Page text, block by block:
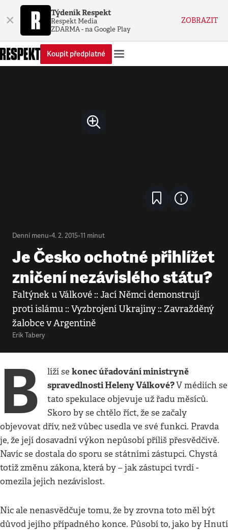
× Týdeník Respekt
Respekt Media
ZDARMA - na Google Play
ZOBRAZIT
Koupit předplatné
Denní menu•4. 2. 2015•11 minut
Je Česko ochotné přihlížet
zničení nezávislého státu?
Faltýnek u Válkové :: Jací Němci demonstrují
proti islámu :: Vyzbrojení Ukrajiny :: Zavražděný
žalobce v Argentině
Erik Tabery
B líží sekonec úřadování ministryně
spravedlnosti Heleny Válkové?V médiích se
tato spekulace objevuje už řadu měsíců.
Skoro by se chtělo říct, že se začaly
objevovat dřív, než vůbec usedla ve své funkci. Pravda
je, že její dosavadní výkon nepůsobí příliš přesvědčivě.
Navíc se dostala do sporu se státními zástupci. Chystá
totiž změnu zákona, která by – jak zástupci tvrdí -
omezila jejich nezávislost.
Nic ale nenasvědčuje tomu, že by zrovna toto měl být
důvod jejího případného konce. Působí to, jako by Hnutí